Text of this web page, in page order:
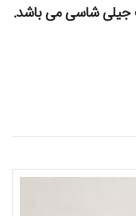
جیلی شاسی می باشد.